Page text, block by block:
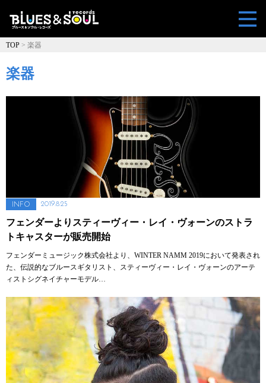
TOP > 楽器
楽器
INFO 2019.8.25
フェンダーよりスティーヴィー・レイ・ヴォーンのストラ
トキャスターが販売開始
フェンダーミュージック株式会社より、WINTER NAMM 2019において発表され
た、伝説的なブルースギタリスト、スティーヴィー・レイ・ヴォーンのアーテ
ィストシグネイチャーモデル…